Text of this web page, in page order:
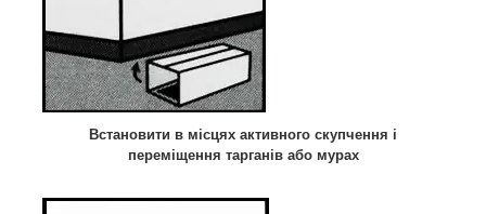
Встановити в місцях активного скупчення і
переміщення тарганів або мурах